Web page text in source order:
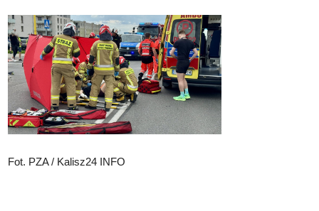
Fot. PZA / Kalisz24 INFO